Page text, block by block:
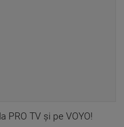
PRO TV și pe VOYO!